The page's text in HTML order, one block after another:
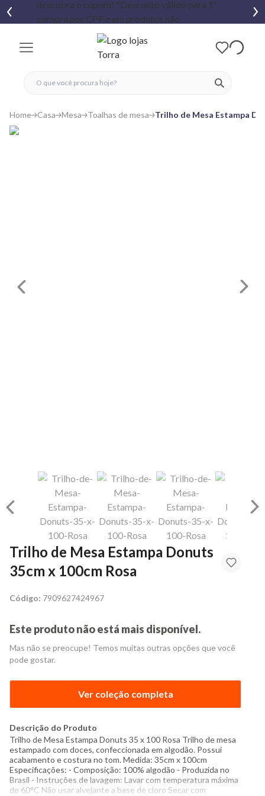
ver
fechar menu
fechar menu
favoritos
Home Casa Mesa Toalhas de mesa Trilho de Mesa Estampa
Trilho de Mesa Estampa Donuts
35cm x 100cm Rosa
Código: 7909627424967
Este produto não está mais disponível.
Mas não se preocupe! Temos muitas outras opções que você
pode gostar.
Ver coleção completa
Descrição do Produto
Trilho de Mesa Estampa Donuts 35 x 100 Rosa Trilho de mesa
estampado com doces, confeccionada em algodão. Possui
acabamento e costura no tom. Medida: 35cm x 100cm
Especificações: - Composição: 100% algodão - Produzida no
Brasil - Instruções de lavagem: Lavar com temperatura máxima
de 60°C Não usar alvejante a base de cloro Secar com